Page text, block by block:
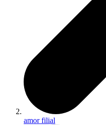
amor filial